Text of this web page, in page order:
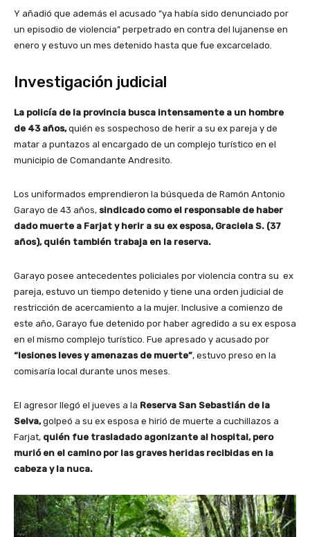
Y añadió que además el acusado “ya había sido denunciado por
un episodio de violencia” perpetrado en contra del lujanense en
enero y estuvo un mes detenido hasta que fue excarcelado.
Investigación judicial
La policía de la provincia busca intensamente a un hombre
de 43 años,quién es sospechoso de herir a su ex pareja y de
matar a puntazos al encargado de un complejo turístico en el
municipio de Comandante Andresito.
Los uniformados emprendieron la búsqueda de Ramón Antonio
Garayo de 43 años, sindicado como el responsable de haber
dado muerte a Farjat y herir a su ex esposa, Graciela S. (37
años), quién también trabaja en la reserva.
Garayo posee antecedentes policiales por violencia contra su ex
pareja, estuvo un tiempo detenido y tiene una orden judicial de
restricción de acercamiento a la mujer. Inclusive a comienzo de
este año, Garayo fue detenido por haber agredido a su ex esposa
en el mismo complejo turístico. Fue apresado y acusado por
“lesiones leves y amenazas de muerte”, estuvo preso en la
comisaría local durante unos meses.
El agresor llegó el jueves a la Reserva San Sebastián de la
Selva,golpeó a su ex esposa e hirió de muerte a cuchillazos a
Farjat, quién fue trasladado agonizante al hospital, pero
murió en el camino por las graves heridas recibidas en la
cabeza y la nuca.